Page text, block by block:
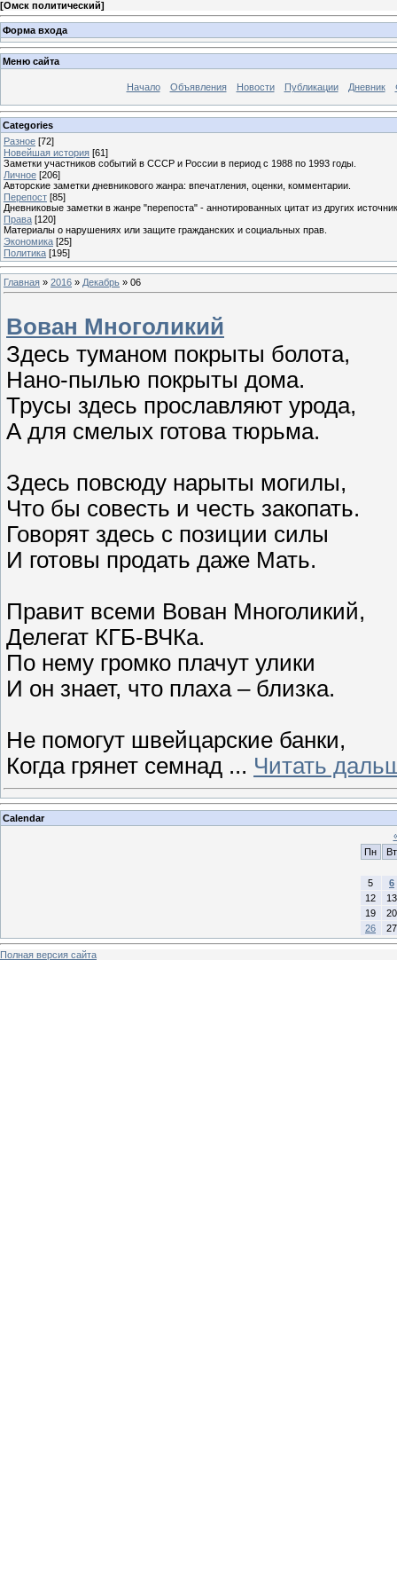
[Омск политический]
Форма входа
Меню сайта
Начало Объявления Новости Публикации Дневник
Categories
Разное [72]
Новейшая история [61]
Заметки участников событий в СССР и России в период с 1988 по 1993 годы.
Личное [206]
Авторские заметки дневникового жанра: впечатления, оценки, комментарии.
Перепост [85]
Дневниковые заметки в жанре "перепоста" - аннотированных цитат из других
Права [120]
Материалы о нарушениях или защите гражданских и социальных прав.
Экономика [25]
Политика [195]
Главная » 2016 » Декабрь » 06
Вован Многоликий
Здесь туманом покрыты болота,
Нано-пылью покрыты дома.
Трусы здесь прославляют урода,
А для смелых готова тюрьма.
Здесь повсюду нарыты могилы,
Что бы совесть и честь закопать.
Говорят здесь с позиции силы
И готовы продать даже Мать.
Правит всеми Вован Многоликий,
Делегат КГБ-ВЧКа.
По нему громко плачут улики
И он знает, что плаха – близка.
Не помогут швейцарские банки,
Когда грянет семнад ... Читать
Calendar
Пн
Вт
5
6
12
13
19
20
26
27
Полная версия сайта